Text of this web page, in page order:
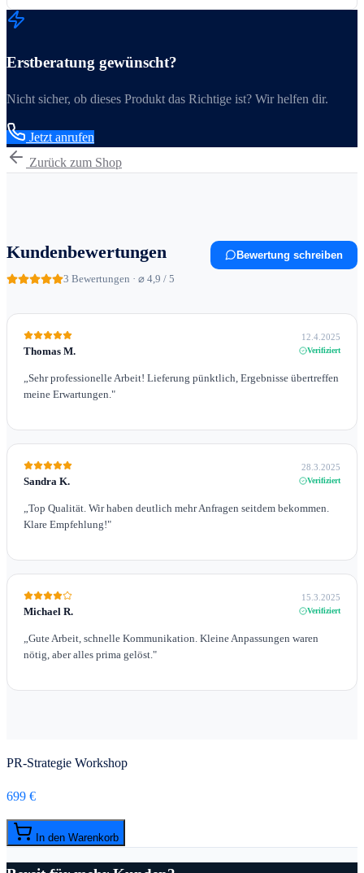
Erstberatung gewünscht?
Nicht sicher, ob dieses Produkt das Richtige ist? Wir helfen dir.
Jetzt anrufen
Zurück zum Shop
Kundenbewertungen
3 Bewertungen · ⌀ 4,9 / 5
Bewertung schreiben
Thomas M.
12.4.2025
Verifiziert
Sehr professionelle Arbeit! Lieferung pünktlich, Ergebnisse übertreffen
meine Erwartungen. "
Sandra K.
28.3.2025
Verifiziert
Top Qualität. Wir haben deutlich mehr Anfragen seitdem bekommen.
Klare Empfehlung!"
Michael R.
15.3.2025
Verifiziert
Gute Arbeit, schnelle Kommunikation. Kleine Anpassungen waren
nötig, aber alles prima gelöst. "
PR-Strategie Workshop
699 €
In den Warenkorb